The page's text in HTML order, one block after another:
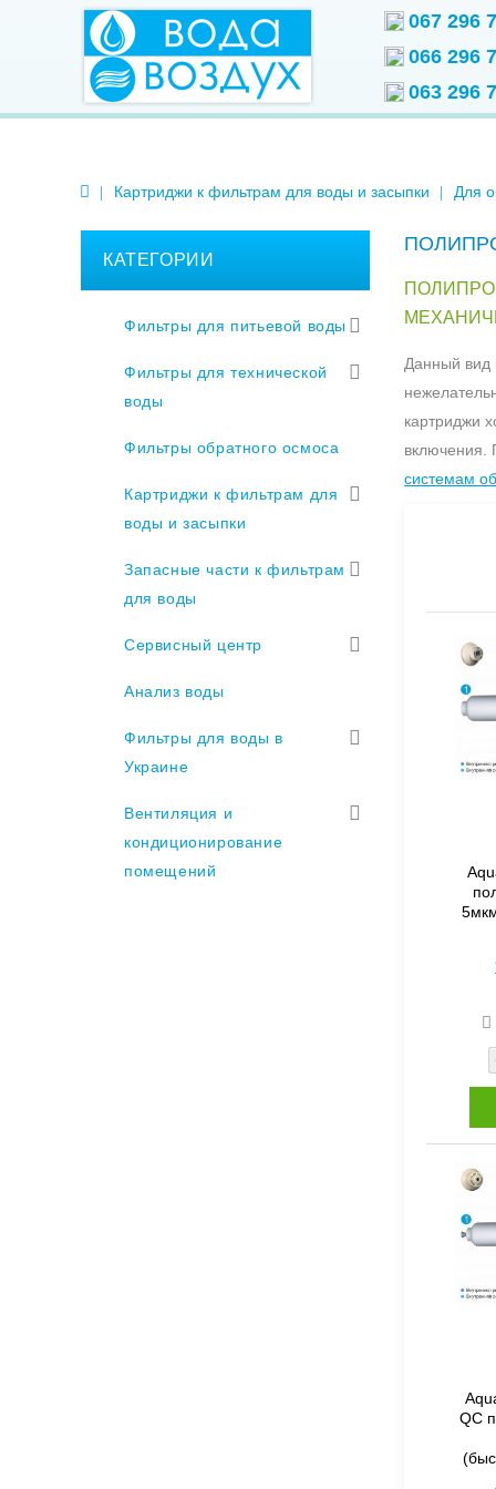
067 296
066 296
063 296
Картриджи к фильтрам для воды и засыпки Для
КАТЕГОРИИ
Фильтры для питьевой воды
Фильтры для технической
воды
Фильтры обратного осмоса
Картриджи к фильтрам для
воды и засыпки
Запасные части к фильтрам
для воды
Сервисный центр
Анализ воды
Фильтры для воды в
Украине
Вентиляция и
кондиционирование
помещений
Данный вид
картриджи
включения.
системам
QC